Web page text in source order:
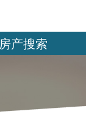
房产搜索